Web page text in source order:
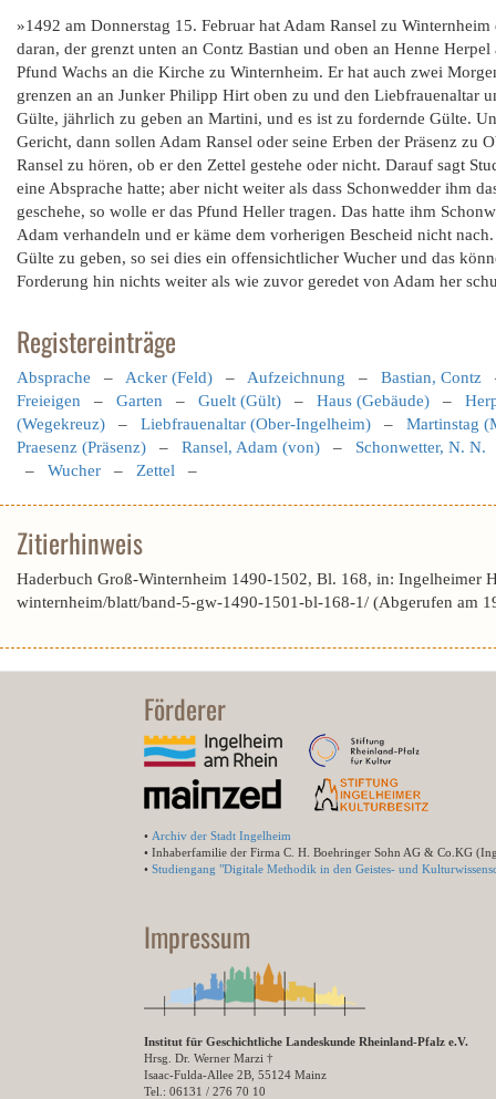
»1492 am Donnerstag 15. Februar hat Adam Ransel zu
daran, der grenzt unten an Contz Bastian und oben an Henne
Pfund Wachs an die Kirche zu Winternheim. Er hat auch zwei
grenzen an an Junker Philipp Hirt oben zu und den Liebfrauenaltar
Gülte, jährlich zu geben an Martini, und es ist zu fordernde Gülte.
Gericht, dann sollen Adam Ransel oder seine Erben der Präsenz
Ransel zu hören, ob er den Zettel gestehe oder nicht. Darauf sagt
eine Absprache hatte; aber nicht weiter als dass Schonwedder ihm
geschehe, so wolle er das Pfund Heller tragen. Das hatte ihm
Adam verhandeln und er käme dem vorherigen Bescheid nicht
Gülte zu geben, so sei dies ein offensichtlicher Wucher und das
Forderung hin nichts weiter als wie zuvor geredet von Adam her
Registereinträge
Absprache – Acker (Feld) – Aufzeichnung – Bastian, Contz
Freieigen – Garten – Guelt (Gült) – Haus (Gebäude) –
(Wegekreuz) – Liebfrauenaltar (Ober-Ingelheim) – Martinstag
Praesenz (Präsenz) – Ransel, Adam (von) – Schonwetter, N. N.
– Wucher – Zettel –
Zitierhinweis
Haderbuch Groß-Winternheim 1490-1502, Bl. 168, in: Ingelheimer
winternheim/blatt/band-5-gw-1490-1501-bl-168-1/ (Abgerufen am
Förderer
• Archiv der Stadt Ingelheim
• Inhaberfamilie der Firma C. H. Boehringer Sohn AG & Co.KG
• Studiengang "Digitale Methodik in den Geistes- und
Impressum
Institut für Geschichtliche Landeskunde Rheinland-Pfalz e.V.
Hrsg. Dr. Werner Marzi †
Isaac-Fulda-Allee 2B, 55124 Mainz
Tel.: 06131 / 276 70 10